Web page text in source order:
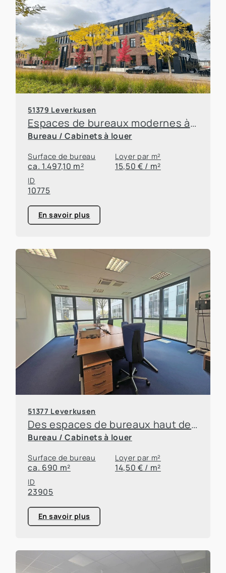
51379 Leverkusen
Espaces de bureaux modernes à Leverkusen
Bureau / Cabinets à louer
Surface de bureau
ca. 1.497,10 m²
Loyer par m²
15,50 € / m²
ID
10775
En savoir plus
51377 Leverkusen
Des espaces de bureaux haut de gamme à l'InnovationsPark
Bureau / Cabinets à louer
Surface de bureau
ca. 690 m²
Loyer par m²
14,50 € / m²
ID
23905
En savoir plus